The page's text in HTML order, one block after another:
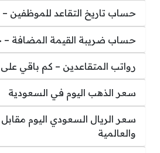
حساب تاريخ التقاعد للموظفين –
حساب ضريبة القيمة المضافة –
رواتب المتقاعدين – كم باقي على
سعر الذهب اليوم في السعودية
سعر الريال السعودي اليوم مقابل
والعالمية